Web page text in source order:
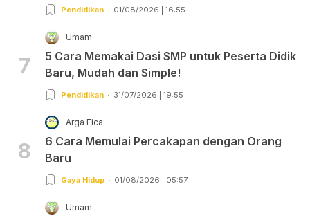
Pendidikan 01/08/2026 | 16:55
7
Umam
5 Cara Memakai Dasi SMP untuk Peserta Didik
Baru, Mudah dan Simple!
Pendidikan 31/07/2026 | 19:55
8
Arga Fica
6 Cara Memulai Percakapan dengan Orang
Baru
Gaya Hidup 01/08/2026 | 05:57
Umam